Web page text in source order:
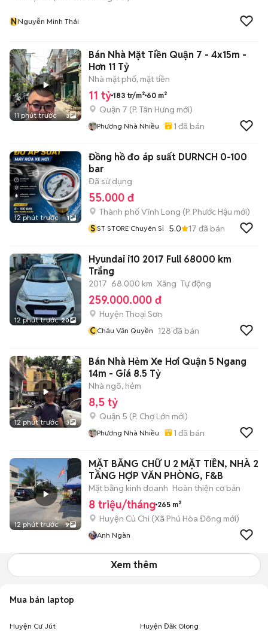
NNguyễn Minh Thái
11 phút trước 3
Bán Nhà Mặt Tiền Quận 7 - 4x15m -
Hơn 11 Tỷ
Nhà mặt phố, mặt tiền
11 tỷ 183 tr/m² 60 m²
Quận 7 (P. Tân Hưng mới)
Phương Nhà Nhiều 1 đã bán
12 phút trước 1
Đồng hồ đo áp suất DURNCH 0-100
bar
Đã sử dụng
55.000 đ
Thành phố Vĩnh Long (P. Phước Hậu mới)
S ST STORE Chuyên Sỉ 5.0 17 đã bán
12 phút trước 20
Hyundai i10 2017 Full 68000 km
Trắng
2017 68.000 km Xăng Tự động
259.000.000 đ
Huyện Thoại Sơn
CChâu Văn Quyền 128 đã bán
12 phút trước 3
Bán Nhà Hẻm Xe Hơi Quận 5 Ngang
14m - Giá 8.5 Tỷ
Nhà ngõ, hẻm
8,5 tỷ
Quận 5 (P. Chợ Lớn mới)
Phương Nhà Nhiều 1 đã bán
12 phút trước 9
MẶT BẰNG CHỮ U 2 MẶT TIỀN, NHÀ 2
TẦNG HỢP VĂN PHÒNG, F&B
Mặt bằng kinh doanh Hoàn thiện cơ bản
8 triệu/tháng 265 m²
Huyện Củ Chi (Xã Phú Hòa Đông mới)
Anh Ngàn
Xem thêm
Mua bán laptop
Huyện Cư Jút Huyện Đăk Glong